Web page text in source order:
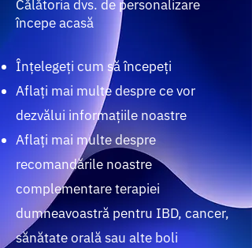
Călătoria dvs. de personalizare
începe acasă
Înțelegeți cum să începeți
Aflați mai multe despre ce vor
dezvălui informațiile noastre
Aflați mai multe despre
recomandările noastre
complementare terapiei
dumneavoastră pentru IBD, cancer,
sănătate orală sau alte boli